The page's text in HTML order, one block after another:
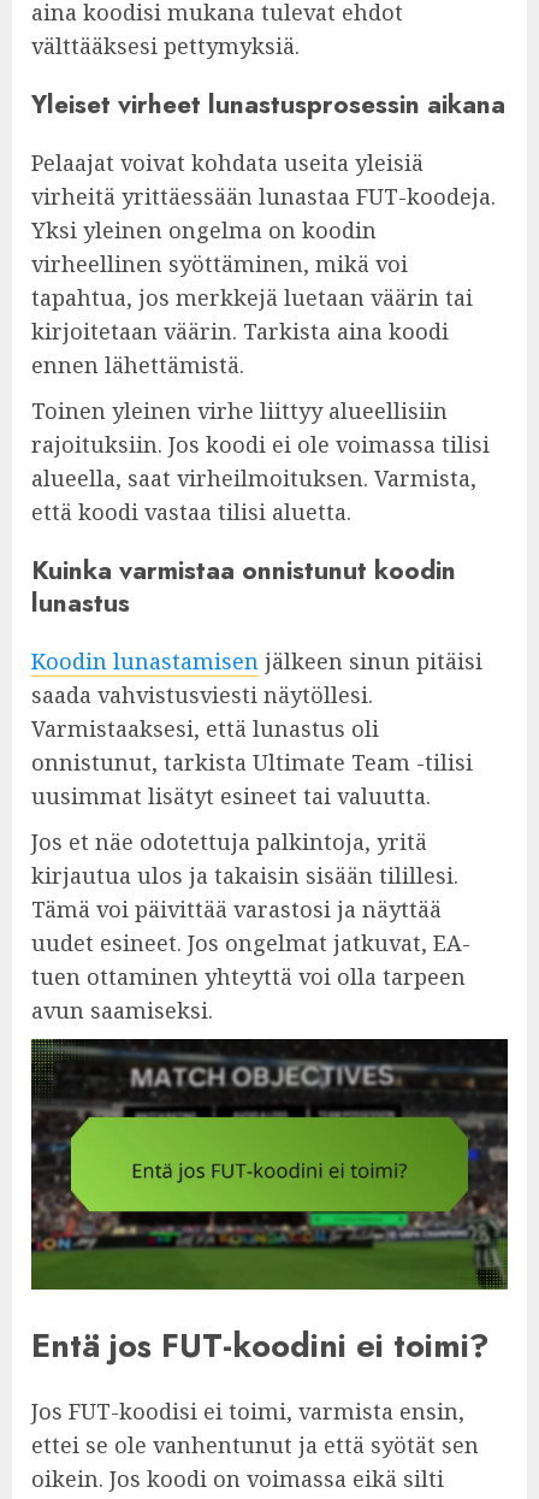
aina koodisi mukana tulevat ehdot
välttääksesi pettymyksiä.
Yleiset virheet lunastusprosessin aikana
Pelaajat voivat kohdata useita yleisiä
virheitä yrittäessään lunastaa FUT-koodeja.
Yksi yleinen ongelma on koodin
virheellinen syöttäminen, mikä voi
tapahtua, jos merkkejä luetaan väärin tai
kirjoitetaan väärin. Tarkista aina koodi
ennen lähettämistä.
Toinen yleinen virhe liittyy alueellisiin
rajoituksiin. Jos koodi ei ole voimassa tilisi
alueella, saat virheilmoituksen. Varmista,
että koodi vastaa tilisi aluetta.
Kuinka varmistaa onnistunut koodin
lunastus
Koodin lunastamisen jälkeen sinun pitäisi
saada vahvistusviesti näytöllesi.
Varmistaaksesi, että lunastus oli
onnistunut, tarkista Ultimate Team -tilisi
uusimmat lisätyt esineet tai valuutta.
Jos et näe odotettuja palkintoja, yritä
kirjautua ulos ja takaisin sisään tilillesi.
Tämä voi päivittää varastosi ja näyttää
uudet esineet. Jos ongelmat jatkuvat, EA-
tuen ottaminen yhteyttä voi olla tarpeen
avun saamiseksi.
Entä jos FUT-koodini ei toimi?
Jos FUT-koodisi ei toimi, varmista ensin,
ettei se ole vanhentunut ja että syötät sen
oikein. Jos koodi on voimassa eikä silti